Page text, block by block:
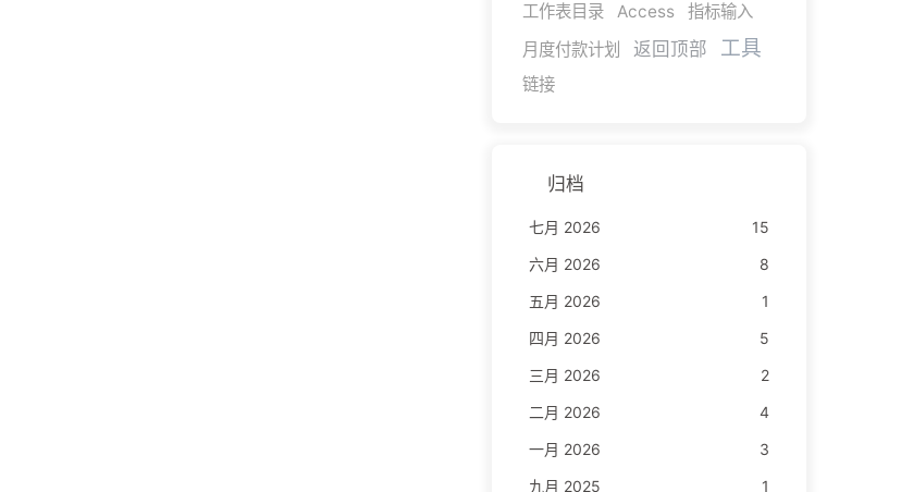
工作表目录
Access
指标输入
月度付款计划
返回顶部 工具
链接
归档
七月 2026
15
六月 2026
8
五月 2026
1
四月 2026
5
三月 2026
2
二月 2026
4
一月 2026
3
九月 2025
1